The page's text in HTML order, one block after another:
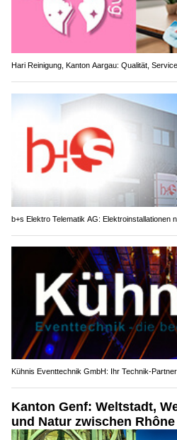
Hari Reinigung, Kanton Aargau: Qualität,
b+s Elektro Telematik AG: Elektroinstallationen
Kühnis Eventtechnik GmbH: Ihr Technik-
Kanton Genf: Weltstadt,
und Natur zwischen